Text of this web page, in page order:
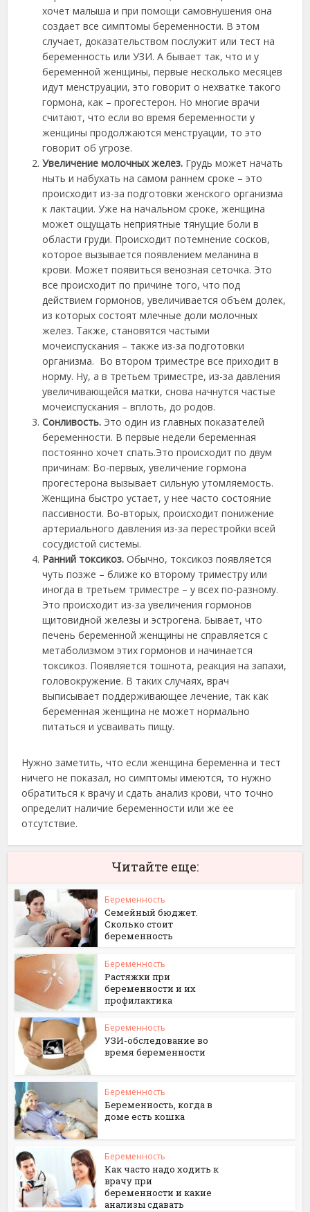
хочет малыша и при помощи самовнушения она
создает все симптомы беременности. В этом
случает, доказательством послужит или тест на
беременность или УЗИ. А бывает так, что и у
беременной женщины, первые несколько месяцев
идут менструации, это говорит о нехватке такого
гормона, как – прогестерон. Но многие врачи
считают, что если во время беременности у
женщины продолжаются менструации, то это
говорит об угрозе.
Увеличение молочных желез. Грудь может начать
ныть и набухать на самом раннем сроке – это
происходит из-за подготовки женского организма
к лактации. Уже на начальном сроке, женщина
может ощущать неприятные тянущие боли в
области груди. Происходит потемнение сосков,
которое вызывается появлением меланина в
крови. Может появиться венозная сеточка. Это
все происходит по причине того, что под
действием гормонов, увеличивается объем долек,
из которых состоят млечные доли молочных
желез. Также, становятся частыми
мочеиспускания – также из-за подготовки
организма. Во втором триместре все приходит в
норму. Ну, а в третьем триместре, из-за давления
увеличивающейся матки, снова начнутся частые
мочеиспускания – вплоть, до родов.
Сонливость. Это один из главных показателей
беременности. В первые недели беременная
постоянно хочет спать.Это происходит по двум
причинам: Во-первых, увеличение гормона
прогестерона вызывает сильную утомляемость.
Женщина быстро устает, у нее часто состояние
пассивности. Во-вторых, происходит понижение
артериального давления из-за перестройки всей
сосудистой системы.
Ранний токсикоз. Обычно, токсикоз появляется
чуть позже – ближе ко второму триместру или
иногда в третьем триместре – у всех по-разному.
Это происходит из-за увеличения гормонов
щитовидной железы и эстрогена. Бывает, что
печень беременной женщины не справляется с
метаболизмом этих гормонов и начинается
токсикоз. Появляется тошнота, реакция на запахи,
головокружение. В таких случаях, врач
выписывает поддерживающее лечение, так как
беременная женщина не может нормально
питаться и усваивать пищу.
Нужно заметить, что если женщина беременна и тест
ничего не показал, но симптомы имеются, то нужно
обратиться к врачу и сдать анализ крови, что точно
определит наличие беременности или же ее
отсутствие.
Читайте еще:
Беременность
Семейный бюджет.
Сколько стоит
беременность
Беременность
Растяжки при
беременности и их
профилактика
Беременность
УЗИ-обследование во
время беременности
Беременность
Беременность, когда в
доме есть кошка
Беременность
Как часто надо ходить к
врачу при
беременности и какие
анализы сдавать